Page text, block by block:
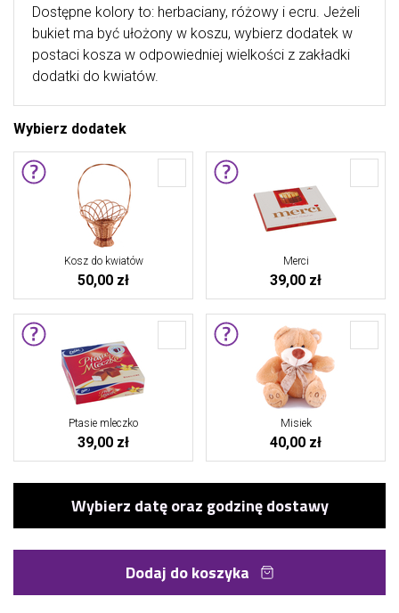
Dostępne kolory to: herbaciany, różowy i ecru. Jeżeli
bukiet ma być ułożony w koszu, wybierz dodatek w
postaci kosza w odpowiedniej wielkości z zakładki
dodatki do kwiatów.
Wybierz dodatek
Kosz do kwiatów
50,00 zł
Merci
39,00 zł
Ptasie mleczko
39,00 zł
Misiek
40,00 zł
Dodaj do koszyka